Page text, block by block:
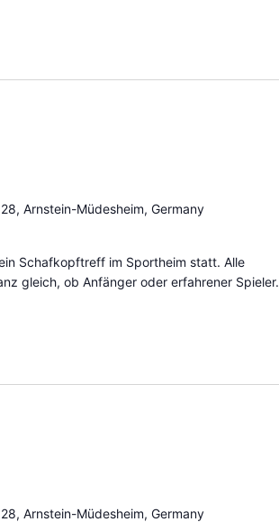
Arnstein-Müdesheim, Germany
Schafkopftreff im Sportheim statt. Alle
gleich, ob Anfänger oder erfahrener Spieler.
Arnstein-Müdesheim, Germany